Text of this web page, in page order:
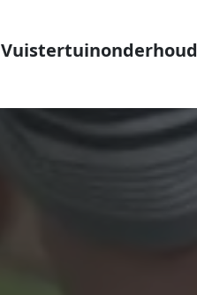
Vuistertuinonderhoud